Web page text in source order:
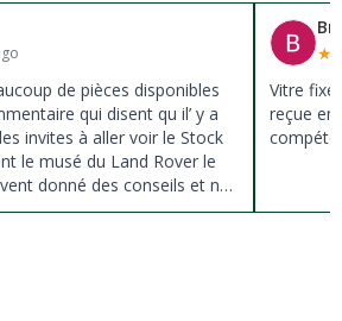
de pièces disponibles
qui disent qu il’ y a
invites à aller voir le Stock
le musé du Land Rover le
donné des conseils et ne
vraiment au top du top
★
Vitre
reçue